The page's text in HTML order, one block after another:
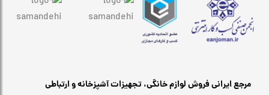
مرجع ایرانی فروش لوازم خانگی، تجهیزات آشپزخانه و ارتباطی